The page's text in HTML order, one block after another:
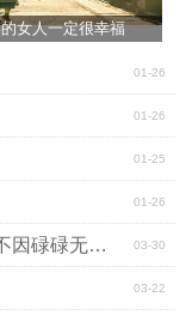
愿你和最爱的人在
此的手，真情不会
在一起，无论遇到
有的一切，幸福
女人一定很幸福
01-26
01-26
01-25
01-26
03-30
愿某一天，回首往事，也如当年所学：“不因碌碌无为而羞耻。”
03-22